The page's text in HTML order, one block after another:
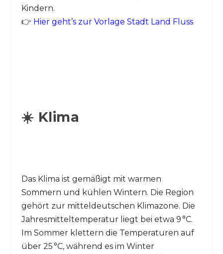
Kindern.
👉 Hier geht’s zur Vorlage Stadt Land Fluss
☀️ Klima
Das Klima ist gemäßigt mit warmen
Sommern und kühlen Wintern. Die Region
gehört zur mitteldeutschen Klimazone. Die
Jahresmitteltemperatur liegt bei etwa 9 °C.
Im Sommer klettern die Temperaturen auf
über 25 °C, während es im Winter